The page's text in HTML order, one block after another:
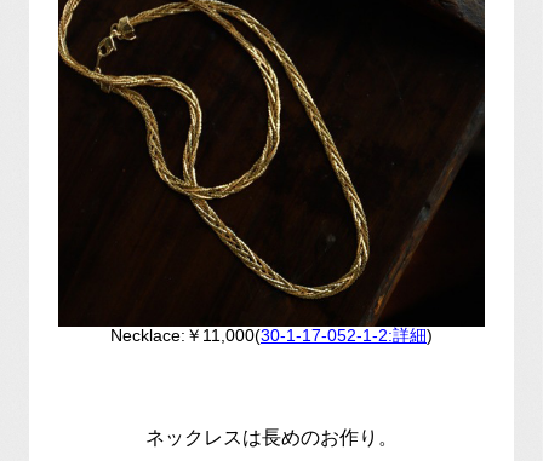
Necklace:￥11,000(30-1-17-052-1-2:詳細)
ネックレスは長めのお作り。